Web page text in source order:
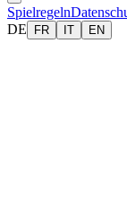
Spielregeln
DE
FR IT EN